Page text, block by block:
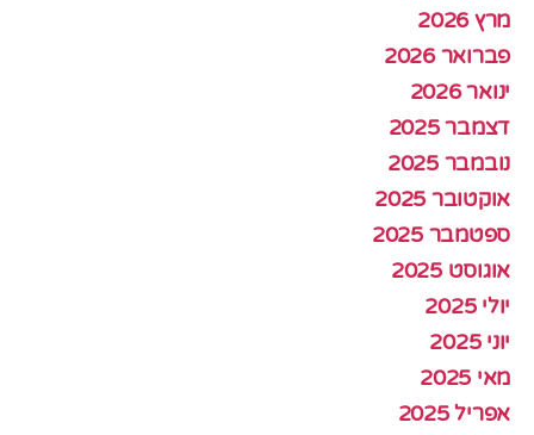
מרץ 2026
פברואר 2026
ינואר 2026
דצמבר 2025
נובמבר 2025
אוקטובר 2025
ספטמבר 2025
אוגוסט 2025
יולי 2025
יוני 2025
מאי 2025
אפריל 2025